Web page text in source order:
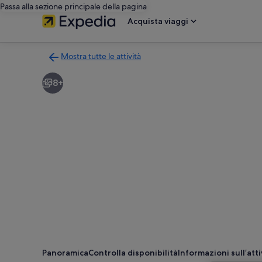
Passa alla sezione principale della pagina
Acquista viaggi
Mostra tutte le attività
alla
pagina
8+
PanoramicaControlla disponibilitàInformazioni